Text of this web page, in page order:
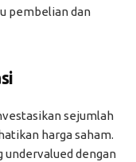
pembelian dan
sejumlah
harga saham.
undervalued dengan